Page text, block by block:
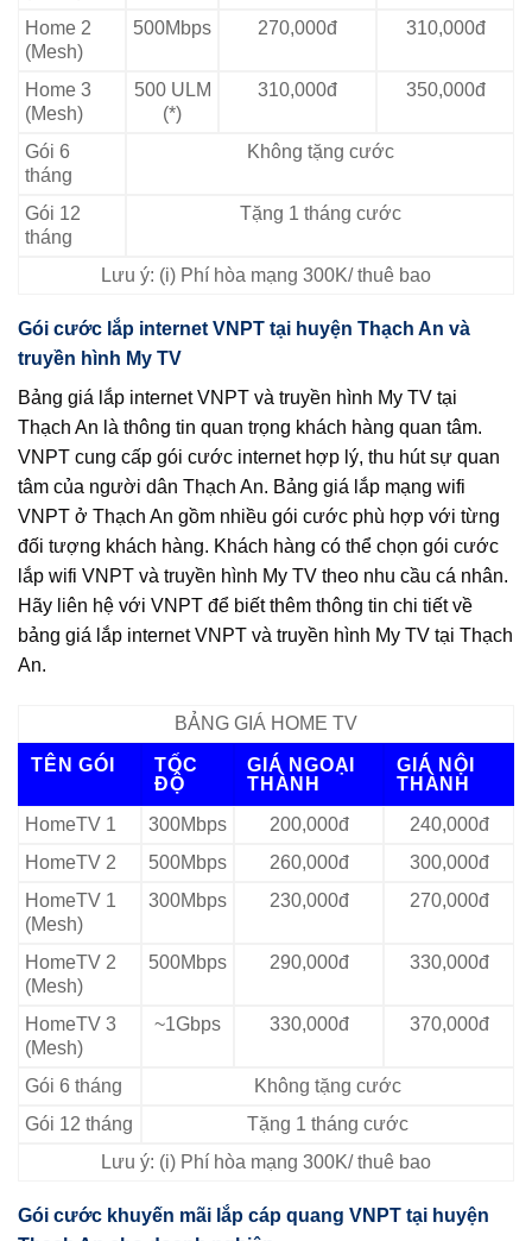
Home 2
(Mesh)
500Mbps 270,000đ 310,000đ
Home 3
(Mesh)
500 ULM
(*)
310,000đ 350,000đ
Gói 6
tháng
Không tặng cước
Gói 12
tháng
Tặng 1 tháng cước
Lưu ý: (i) Phí hòa mạng 300K/ thuê bao
Gói cước lắp internet VNPT tại huyện Thạch An và
truyền hình My TV
Bảng giá lắp internet VNPT và truyền hình My TV tại
Thạch An là thông tin quan trọng khách hàng quan tâm.
VNPT cung cấp gói cước internet hợp lý, thu hút sự quan
tâm của người dân Thạch An. Bảng giá lắp mạng wifi
VNPT ở Thạch An gồm nhiều gói cước phù hợp với từng
đối tượng khách hàng. Khách hàng có thể chọn gói cước
lắp wifi VNPT và truyền hình My TV theo nhu cầu cá nhân.
Hãy liên hệ với VNPT để biết thêm thông tin chi tiết về
bảng giá lắp internet VNPT và truyền hình My TV tại Thạch
An.
BẢNG GIÁ HOME TV
TÊN GÓI
TỐC
ĐỘ
GIÁ NGOẠI
THÀNH
GIÁ NỘI
THÀNH
HomeTV 1
300Mbps 200,000đ
240,000đ
HomeTV 2
500Mbps 260,000đ
300,000đ
HomeTV 1
(Mesh)
300Mbps 230,000đ 270,000đ
HomeTV 2
(Mesh)
500Mbps 290,000đ 330,000đ
HomeTV 3
(Mesh)
~1Gbps 330,000đ 370,000đ
Gói 6 tháng
Không tặng cước
Gói 12 tháng
Tặng 1 tháng cước
Lưu ý: (i) Phí hòa mạng 300K/ thuê bao
Gói cước khuyến mãi lắp cáp quang VNPT tại huyện